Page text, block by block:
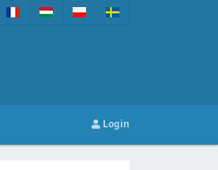
Login